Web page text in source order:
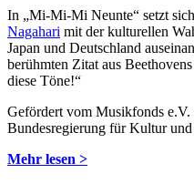
In „Mi-Mi-Mi Neunte“ setzt
Nagahari mit der kulturellen
Japan und Deutschland
berühmten Zitat aus
diese Töne!“
Gefördert vom Musikfonds
Bundesregierung für Kultur
Mehr lesen >